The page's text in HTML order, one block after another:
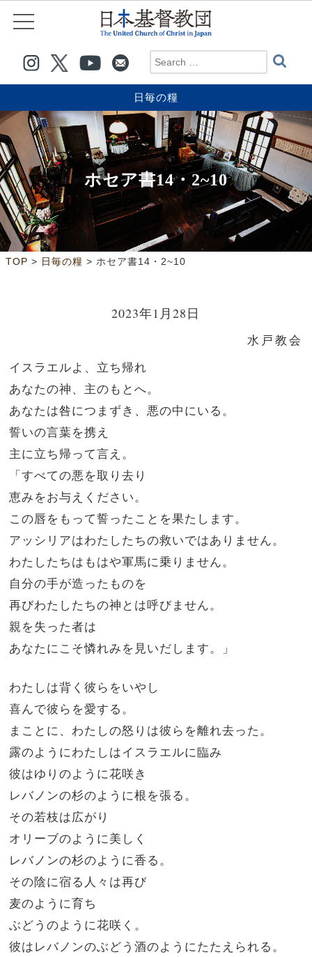
日毎の糧
ホセア書14・2~10
TOP > 日毎の糧 > ホセア書14・2~10
2023年1月28日
水戸教会
イスラエルよ、立ち帰れ
あなたの神、主のもとへ。
あなたは咎につまずき、悪の中にいる。
誓いの言葉を携え
主に立ち帰って言え。
「すべての悪を取り去り
恵みをお与えください。
この唇をもって誓ったことを果たします。
アッシリアはわたしたちの救いではありません。
わたしたちはもはや軍馬に乗りません。
自分の手が造ったものを
再びわたしたちの神とは呼びません。
親を失った者は
あなたにこそ憐れみを見いだします。」
わたしは背く彼らをいやし
喜んで彼らを愛する。
まことに、わたしの怒りは彼らを離れ去った。
露のようにわたしはイスラエルに臨み
彼はゆりのように花咲き
レバノンの杉のように根を張る。
その若枝は広がり
オリーブのように美しく
レバノンの杉のように香る。
その陰に宿る人々は再び
麦のように育ち
ぶどうのように花咲く。
彼はレバノンのぶどう酒のようにたたえられる。